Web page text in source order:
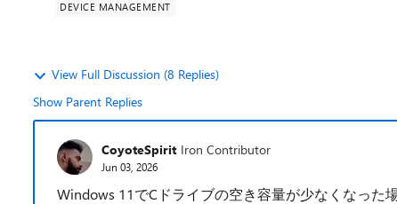
DEVICE MANAGEMENT
View Full Discussion (8 Replies)
Show Parent Replies
CoyoteSpirit Iron Contributor
Jun 03, 2026
Windows 11でCドライブの空き容量が少なくなっ